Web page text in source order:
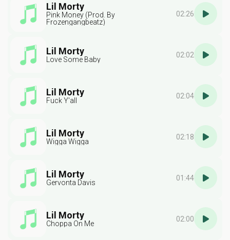
Lil Morty
Pink Money (Prod. By
Frozengangbeatz)
02:26
Lil Morty
Love Some Baby
02:02
Lil Morty
Fuck Y'all
02:04
Lil Morty
Wigga Wigga
02:18
Lil Morty
Gervonta Davis
01:44
Lil Morty
Choppa On Me
02:00